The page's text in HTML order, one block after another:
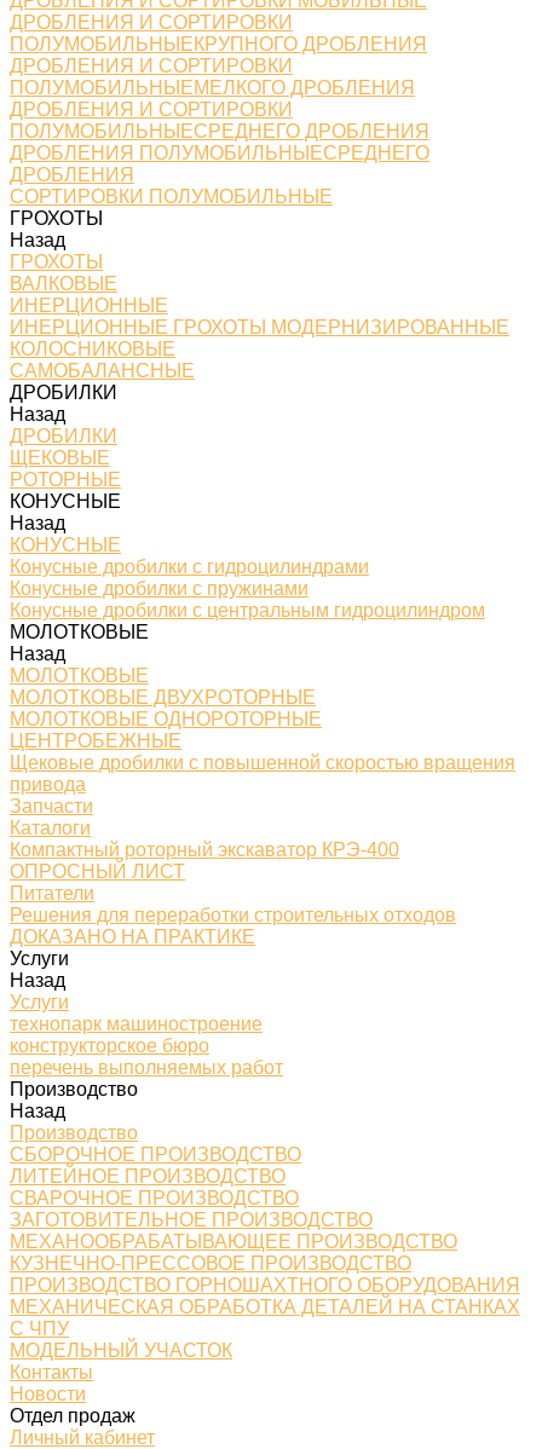
ДРОБЛЕНИЯ И СОРТИРОВКИ
ПОЛУМОБИЛЬНЫЕКРУПНОГО ДРОБЛЕНИЯ
ДРОБЛЕНИЯ И СОРТИРОВКИ
ПОЛУМОБИЛЬНЫЕМЕЛКОГО ДРОБЛЕНИЯ
ДРОБЛЕНИЯ И СОРТИРОВКИ
ПОЛУМОБИЛЬНЫЕСРЕДНЕГО ДРОБЛЕНИЯ
ДРОБЛЕНИЯ ПОЛУМОБИЛЬНЫЕСРЕДНЕГО
ДРОБЛЕНИЯ
СОРТИРОВКИ ПОЛУМОБИЛЬНЫЕ
ГРОХОТЫ
Назад
ГРОХОТЫ
ВАЛКОВЫЕ
ИНЕРЦИОННЫЕ
ИНЕРЦИОННЫЕ ГРОХОТЫ МОДЕРНИЗИРОВАННЫЕ
КОЛОСНИКОВЫЕ
САМОБАЛАНСНЫЕ
ДРОБИЛКИ
Назад
ДРОБИЛКИ
ЩЕКОВЫЕ
РОТОРНЫЕ
КОНУСНЫЕ
Назад
КОНУСНЫЕ
Конусные дробилки с гидроцилиндрами
Конусные дробилки с пружинами
Конусные дробилки с центральным гидроцилиндром
МОЛОТКОВЫЕ
Назад
МОЛОТКОВЫЕ
МОЛОТКОВЫЕ ДВУХРОТОРНЫЕ
МОЛОТКОВЫЕ ОДНОРОТОРНЫЕ
ЦЕНТРОБЕЖНЫЕ
Щековые дробилки с повышенной скоростью вращения
привода
Запчасти
Каталоги
Компактный роторный экскаватор КРЭ-400
ОПРОСНЫЙ ЛИСТ
Питатели
Решения для переработки строительных отходов
ДОКАЗАНО НА ПРАКТИКЕ
Услуги
Назад
Услуги
технопарк машиностроение
конструкторское бюро
перечень выполняемых работ
Производство
Назад
Производство
СБОРОЧНОЕ ПРОИЗВОДСТВО
ЛИТЕЙНОЕ ПРОИЗВОДСТВО
СВАРОЧНОЕ ПРОИЗВОДСТВО
ЗАГОТОВИТЕЛЬНОЕ ПРОИЗВОДСТВО
МЕХАНООБРАБАТЫВАЮЩЕЕ ПРОИЗВОДСТВО
КУЗНЕЧНО-ПРЕССОВОЕ ПРОИЗВОДСТВО
ПРОИЗВОДСТВО ГОРНОШАХТНОГО ОБОРУДОВАНИЯ
МЕХАНИЧЕСКАЯ ОБРАБОТКА ДЕТАЛЕЙ НА СТАНКАХ
С ЧПУ
МОДЕЛЬНЫЙ УЧАСТОК
Контакты
Новости
Отдел продаж
Личный кабинет